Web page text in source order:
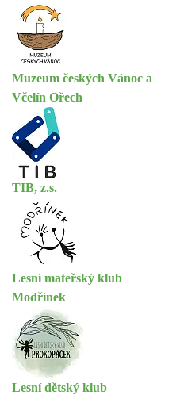
Muzeum českých Vánoc a
Včelín Ořech
TIB, z.s.
Lesní mateřský klub
Modřínek
Lesní dětský klub